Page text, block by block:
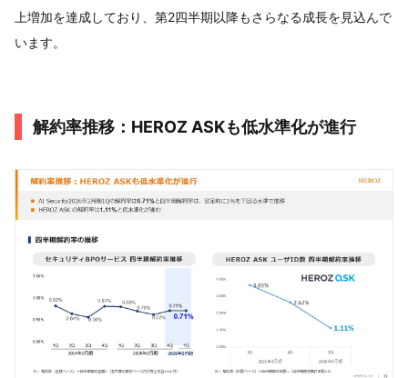
上増加を達成しており、第2四半期以降もさらなる成長を見込んで
います。
解約率推移：HEROZ ASKも低水準化が進行